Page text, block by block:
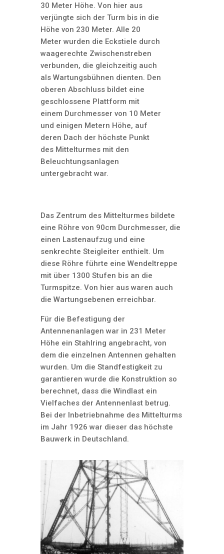
30 Meter Höhe. Von hier aus
verjüngte sich der Turm bis in die
Höhe von 230 Meter. Alle 20
Meter wurden die Eckstiele durch
waagerechte Zwischenstreben
verbunden, die gleichzeitig auch
als Wartungsbühnen dienten. Den
oberen Abschluss bildet eine
geschlossene Plattform mit
einem Durchmesser von 10 Meter
und einigen Metern Höhe, auf
deren Dach der höchste Punkt
des Mittelturmes mit den
Beleuchtungsanlagen
untergebracht war.
Das Zentrum des Mittelturmes bildete
eine Röhre von 90cm Durchmesser, die
einen Lastenaufzug und eine
senkrechte Steigleiter enthielt. Um
diese Röhre führte eine Wendeltreppe
mit über 1300 Stufen bis an die
Turmspitze. Von hier aus waren auch
die Wartungsebenen erreichbar.
Für die Befestigung der
Antennenanlagen war in 231 Meter
Höhe ein Stahlring angebracht, von
dem die einzelnen Antennen gehalten
wurden. Um die Standfestigkeit zu
garantieren wurde die Konstruktion so
berechnet, dass die Windlast ein
Vielfaches der Antennenlast betrug.
Bei der Inbetriebnahme des Mittelturms
im Jahr 1926 war dieser das höchste
Bauwerk in Deutschland.